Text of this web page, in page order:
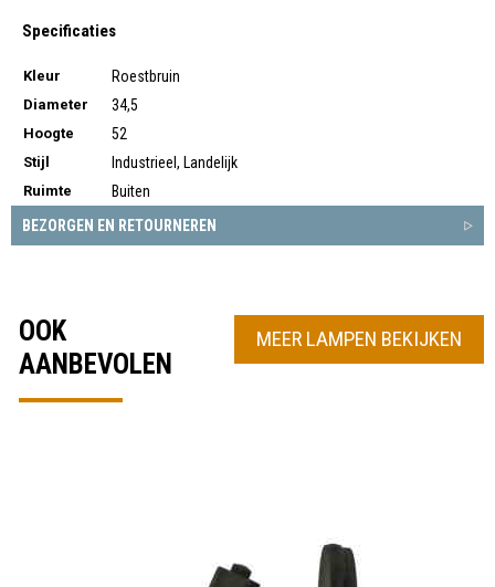
Specificaties
Kleur Roestbruin
Diameter 34,5
Hoogte 52
Stijl Industrieel, Landelijk
Ruimte
Buiten
BEZORGEN EN RETOURNEREN
MEER LAMPEN BEKIJKEN
OOK
AANBEVOLEN